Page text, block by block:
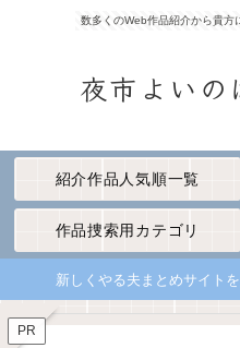
数多くのWeb作品紹介から貴方
夜市よいの
紹介作品人気順一覧
作品捜索用カテゴリ
新しくやる夫まとめサイト
PR